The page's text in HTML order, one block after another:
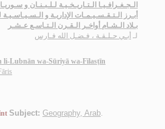
الـجـغـرافـيـا الـتـاريـخـيـة لـلـبـنـان و
أبـرز الـتـقـسـيـمـات الإداريـة و الـسـيـاسـيـة
بـلاد الـشـام أواخـر الـقـرن الـتـاسـع عـشـر
لـ أبـي حـلـقـة ، فـضـل الله فـارس
Lubnān wa-Sūriyā wa-Filasṭīn
Subject: Geography, Arab.